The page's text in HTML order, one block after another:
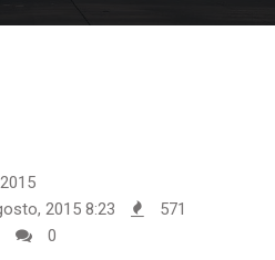
2015 8:23
571
0